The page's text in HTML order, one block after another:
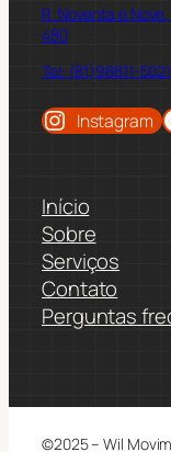
R. Noventa e
480
Tel: (81)98811-5021
Instagram
Início
Sobre
Serviços
Contato
Perguntas
©2025 – Wil